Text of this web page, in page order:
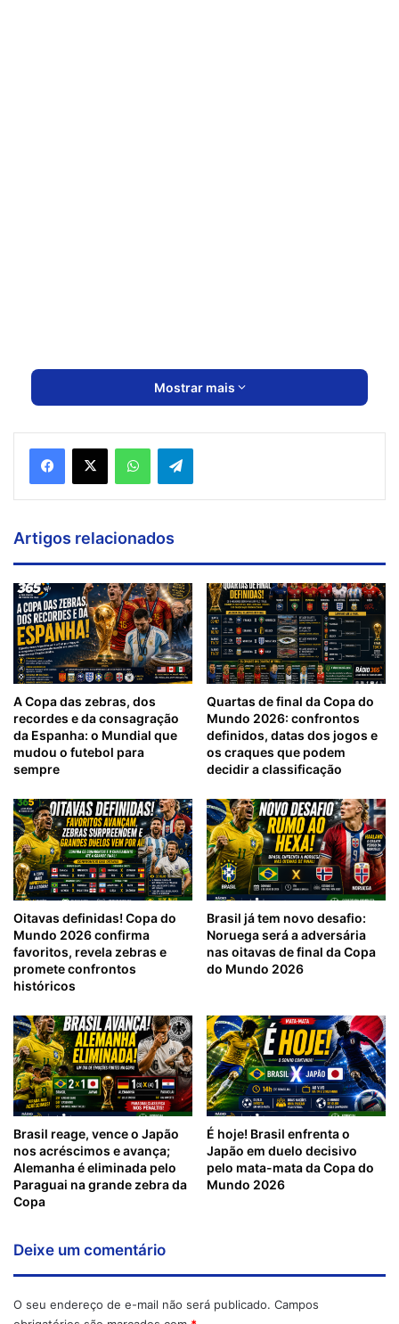
Mostrar mais
Artigos relacionados
A Copa das zebras, dos
recordes e da consagração
da Espanha: o Mundial que
mudou o futebol para
sempre
Quartas de final da Copa do
Mundo 2026: confrontos
definidos, datas dos jogos e
os craques que podem
decidir a classificação
Oitavas definidas! Copa do
Mundo 2026 confirma
favoritos, revela zebras e
promete confrontos
históricos
Brasil já tem novo desafio:
Noruega será a adversária
nas oitavas de final da Copa
do Mundo 2026
Brasil reage, vence o Japão
nos acréscimos e avança;
Alemanha é eliminada pelo
Paraguai na grande zebra da
Copa
É hoje! Brasil enfrenta o
Japão em duelo decisivo
pelo mata-mata da Copa do
Mundo 2026
Deixe um comentário
O seu endereço de e-mail não será publicado. Campos